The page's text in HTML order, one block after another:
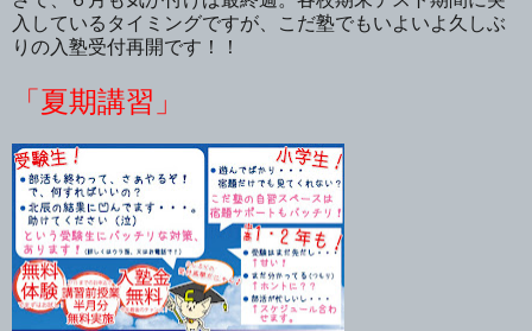
入しているタイミングですが、こだ塾でもいよいよ久しぶ
りの入塾受付再開です！！
「夏期講習」